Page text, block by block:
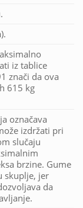
iz tablice
znači da ova
615 kg
označava
izdržati pri
slučaju
brzine. Gume
skuplje, jer
da